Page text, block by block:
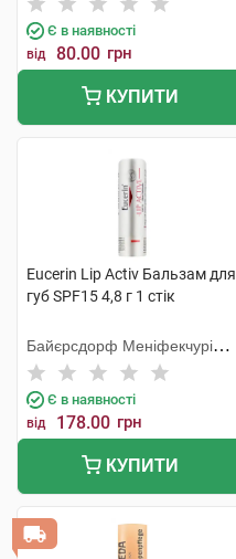
Є в наявності
від 80.00 грн
КУПИТИ
Eucerin Lip Activ Бальзам для
губ SPF15 4,8 г 1 стік
Байєрсдорф Меніфекчурінг
Познань
Є в наявності
від 178.00 грн
КУПИТИ